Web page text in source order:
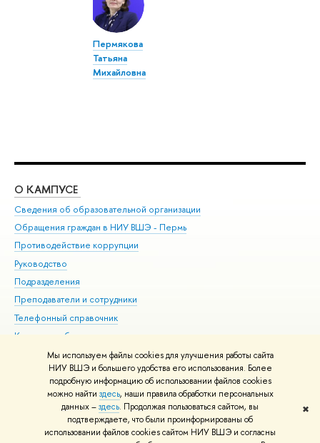
Мы используем файлы cookies для улучшения работы сайта
НИУ ВШЭ и большего удобства его использования. Более
подробную информацию об использовании файлов cookies
можно найти здесь, наши правила обработки персональных
данных –здесь. Продолжая пользоваться сайтом, вы
подтверждаете, что были проинформированы о
использовании файлов cookies сайтом НИУ ВШЭ и согласны
✖
Пермякова
Татьяна
Михайловна
О КАМПУСЕ
Сведения об образовательной организации
Обращения граждан в НИУ ВШЭ - Пермь
Противодействие коррупции
Руководство
Подразделения
Преподаватели и сотрудники
Телефонный справочник
Корпуса и общежития
ШЭ для студентов с ограниченными возможностями
здоровья и инвалидностью
Единая платежная страница
© НИУ ВШЭ 1993–2026 Условия использования материало Адреса